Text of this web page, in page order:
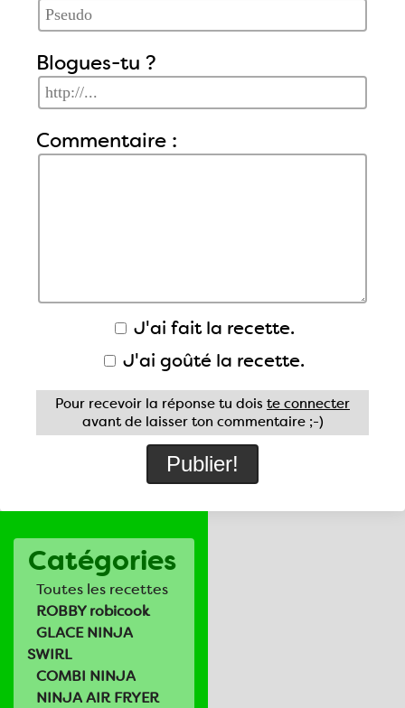
Catégories
Toutes les recettes
ROBBY robicook
GLACE NINJA
SWIRL
COMBI NINJA
NINJA AIR FRYER
Blogues-tu ?
Commentaire :
J'ai fait la recette.
J'ai goûté la recette.
Pour recevoir la réponse tu dois te connecter
avant de laisser ton commentaire ;-)